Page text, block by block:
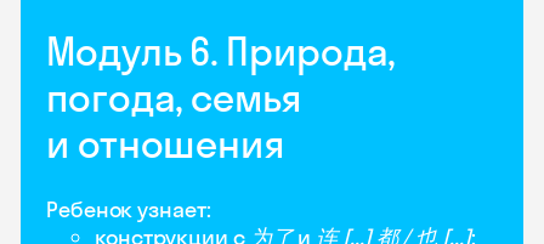
Модуль 6. Природа,
погода, семья
и отношения
Ребенок узнает:
конструкции с 为了и 连 [...] 都 / 也 [...];